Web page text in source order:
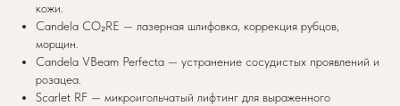
кожи.
Candela CO₂RE — лазерная шлифовка, коррекция рубцов,
морщин.
Candela VBeam Perfecta — устранение сосудистых проявлений и
розацеа.
Scarlet RF — микроигольчатый лифтинг для выраженного